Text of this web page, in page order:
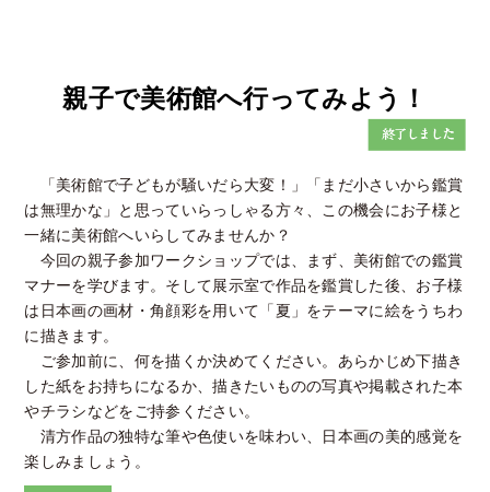
親子で美術館へ行ってみよう！
「美術館で子どもが騒いだら大変！」「まだ小さいから鑑賞
は無理かな」と思っていらっしゃる方々、この機会にお子様と
一緒に美術館へいらしてみませんか？
今回の親子参加ワークショップでは、まず、美術館での鑑賞
マナーを学びます。そして展示室で作品を鑑賞した後、お子様
は日本画の画材・角顔彩を用いて「夏」をテーマに絵をうちわ
に描きます。
ご参加前に、何を描くか決めてください。あらかじめ下描き
した紙をお持ちになるか、描きたいものの写真や掲載された本
やチラシなどをご持参ください。
清方作品の独特な筆や色使いを味わい、日本画の美的感覚を
楽しみましょう。